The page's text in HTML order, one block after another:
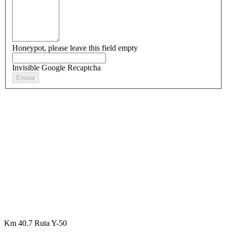
Honeypot, please leave this field empty
Invisible Google Recaptcha
Km 40.7 Ruta Y-50